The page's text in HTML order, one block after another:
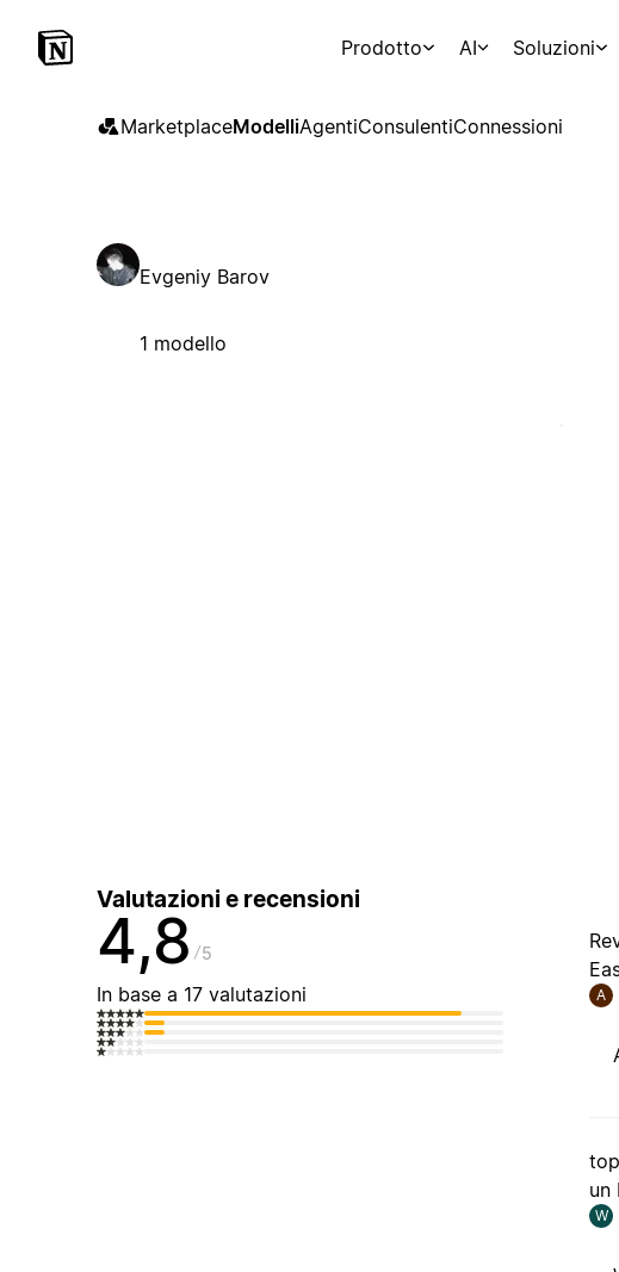
Prodotto AI Soluzioni
MarketplaceModelliAgentiConsulentiConnessioni
Evgeniy Barov
1 modello
Valutazioni e recensioni
4,8 5
In base a 17 valutazioni A
un
W